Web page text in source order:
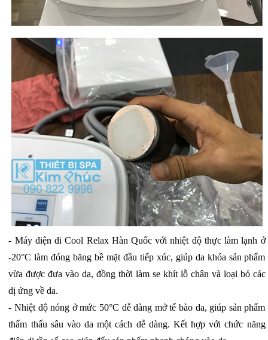
- Máy điện di Cool Relax Hàn Quốc với nhiệt độ thực làm lạnh ở
-20°C làm đóng băng bề mặt đầu tiếp xúc, giúp da khóa sản phẩm
vừa được đưa vào da, đồng thời làm se khít lỗ chân và loại bỏ các
dị ứng về da.
- Nhiệt độ nóng ở mức 50°C dễ dàng mở tế bào da, giúp sản phẩm
thẩm thấu sâu vào da một cách dễ dàng. Kết hợp với chức năng